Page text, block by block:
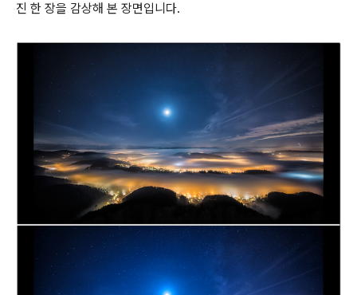
진 한 장을 감상해 본 장면입니다.